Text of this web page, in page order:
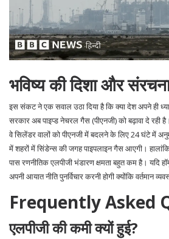
भविष्य की दिशा और
इस संकट ने एक सवाल उठा दिया है कि क्या देश अपने ही
सरकार अब पाइप्ड नेचरल गैस (पीएनजी) को बढ़ावा दे रही
वे सिलेंडर वालों को पीएनजी में बदलने के लिए 24 घंटे में
में शहरों में सिंडेन्स की जगह पाइपलाइन गैस आएगी।
पास रणनीतिक एलपीजी भंडारण क्षमता बहुत कम है। यदि
अपनी आयात नीति पुनर्विचार करनी होगी क्योंकि वर्तमान
Frequently Asked
एलपीजी की कमी क्यों हुई?